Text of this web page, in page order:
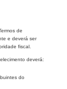
de
e deverá ser
fiscal.
deverá:
do